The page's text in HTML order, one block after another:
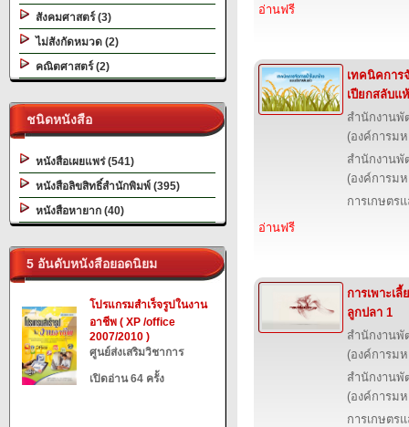
สังคมศาสตร์ (3)
ไม่สังกัดหมวด (2)
คณิตศาสตร์ (2)
ชนิดหนังสือ
หนังสือเผยแพร่ (541)
หนังสือลิขสิทธิ์สำนักพิมพ์ (395)
หนังสือหายาก (40)
5 อันดับหนังสือยอดนิยม
โปรแกรมสำเร็จรูปในงาน
อาชีพ ( XP /office
2007/2010 )
ศูนย์ส่งเสริมวิชาการ
เปิดอ่าน 64 ครั้ง
อ่านฟรี
เทคนิคการ
เปียกสลับแ
สำนักงานพั
(องค์การม
สำนักงานพั
(องค์การม
การเกษตร
อ่านฟรี
การเพาะเลี้
ลูกปลา 1
สำนักงานพั
(องค์การม
สำนักงานพั
(องค์การม
การเกษตร